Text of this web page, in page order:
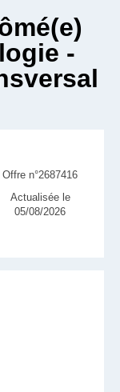
-
Offre n°2687416
Actualisée le
05/08/2026